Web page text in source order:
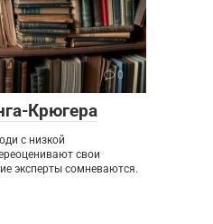
0
Крюгера
с низкой
свои
эксперты сомневаются.